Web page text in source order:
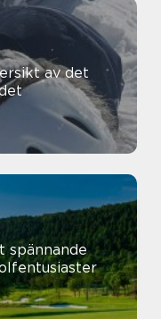
av det
spännande